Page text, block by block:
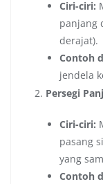
Ciri-ciri:
panjang
derajat).
Contoh
jendela
Persegi
Ciri-ciri:
pasang
yang
Contoh